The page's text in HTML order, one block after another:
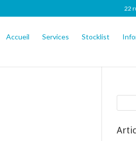
22
Accueil Services Stocklist